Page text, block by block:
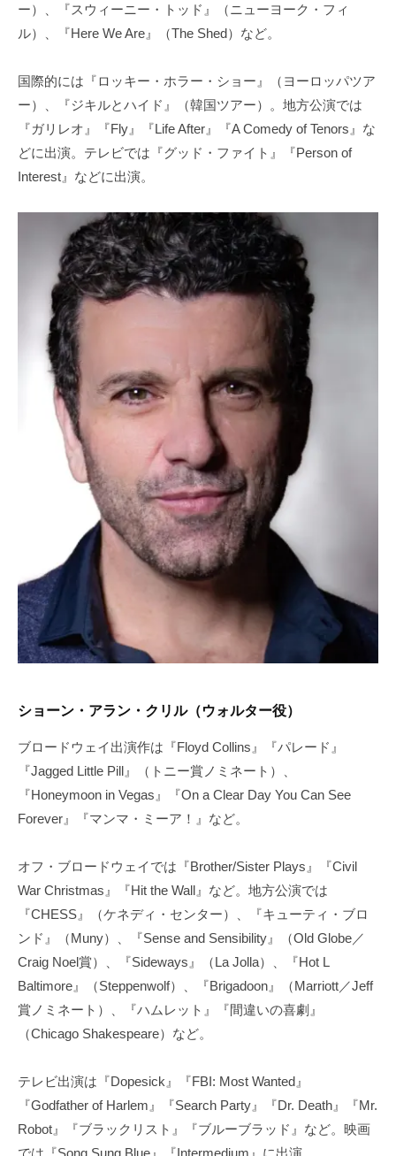
ー）、『スウィーニー・トッド』（ニューヨーク・フィ
ル）、『Here We Are』（The Shed）など。
国際的には『ロッキー・ホラー・ショー』（ヨーロッパツア
ー）、『ジキルとハイド』（韓国ツアー）。地方公演では
『ガリレオ』『Fly』『Life After』『A Comedy of Tenors』な
どに出演。テレビでは『グッド・ファイト』『Person of
Interest』などに出演。
ショーン・アラン・クリル（ウォルター役）
ブロードウェイ出演作は『Floyd Collins』『パレード』
『Jagged Little Pill』（トニー賞ノミネート）、
『Honeymoon in Vegas』『On a Clear Day You Can See
Forever』『マンマ・ミーア！』など。
オフ・ブロードウェイでは『Brother/Sister Plays』『Civil
War Christmas』『Hit the Wall』など。地方公演では
『CHESS』（ケネディ・センター）、『キューティ・ブロ
ンド』（Muny）、『Sense and Sensibility』（Old Globe／
Craig Noel賞）、『Sideways』（La Jolla）、『Hot L
Baltimore』（Steppenwolf）、『Brigadoon』（Marriott／Jeff
賞ノミネート）、『ハムレット』『間違いの喜劇』
（Chicago Shakespeare）など。
テレビ出演は『Dopesick』『FBI: Most Wanted』
『Godfather of Harlem』『Search Party』『Dr. Death』『Mr.
Robot』『ブラックリスト』『ブルーブラッド』など。映画
では『Song Sung Blue』『Intermedium』に出演。